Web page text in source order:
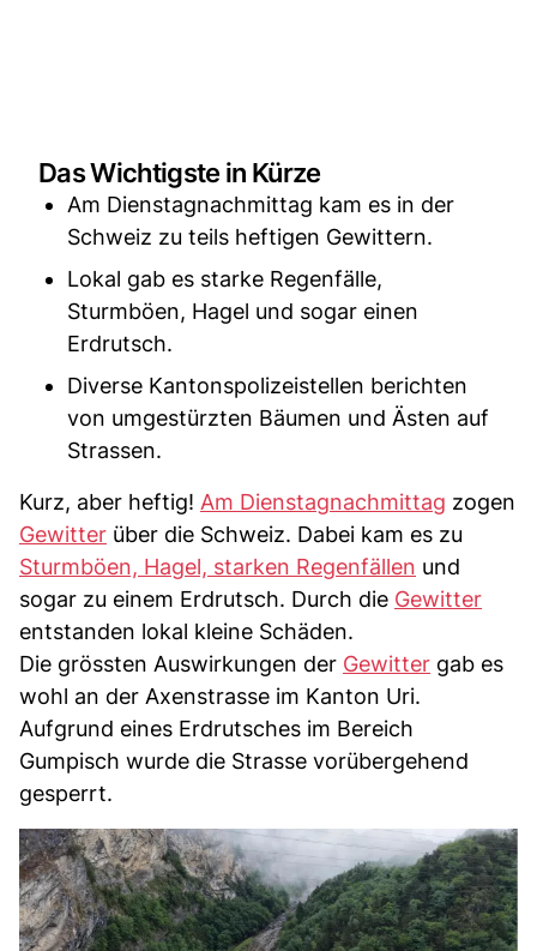
Das Wichtigste in Kürze
Am Dienstagnachmittag kam es in der
Schweiz zu teils heftigen Gewittern.
Lokal gab es starke Regenfälle,
Sturmböen, Hagel und sogar einen
Erdrutsch.
Diverse Kantonspolizeistellen berichten
von umgestürzten Bäumen und Ästen auf
Strassen.
Kurz, aber heftig! Am Dienstagnachmittag zogen
Gewitter über die Schweiz. Dabei kam es zu
Sturmböen, Hagel, starken Regenfällen und
sogar zu einem Erdrutsch. Durch die Gewitter
entstanden lokal kleine Schäden.
Die grössten Auswirkungen der Gewitter gab es
wohl an der Axenstrasse im Kanton Uri.
Aufgrund eines Erdrutsches im Bereich
Gumpisch wurde die Strasse vorübergehend
gesperrt.